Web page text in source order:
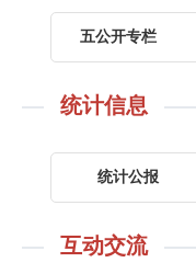
五公开专栏
统计信息
统计公报
互动交流